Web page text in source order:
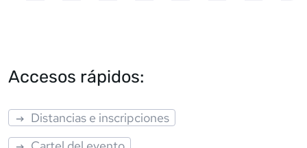
Accesos rápidos:
Distancias e inscripciones